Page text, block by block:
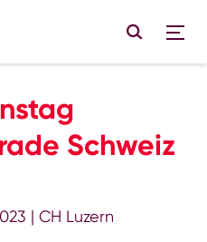
Schweiz
| CH Luzern